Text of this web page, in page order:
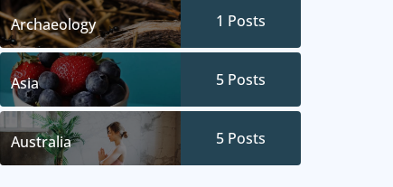
Archaeology 1 Posts
Asia 5 Posts
Australia 5 Posts